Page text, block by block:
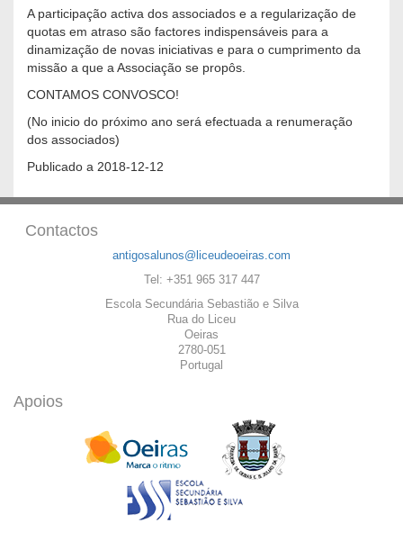
A participação activa dos associados e a regularização de
quotas em atraso são factores indispensáveis para a
dinamização de novas iniciativas e para o cumprimento da
missão a que a Associação se propôs.
CONTAMOS CONVOSCO!
(No inicio do próximo ano será efectuada a renumeração
dos associados)
Publicado a 2018-12-12
Contactos
antigosalunos@liceudeoeiras.com
Tel: +351 965 317 447
Escola Secundária Sebastião e Silva
Rua do Liceu
Oeiras
2780-051
Portugal
Apoios